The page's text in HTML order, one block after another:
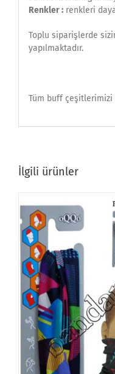
Renkler :renkleri
Toplu siparişlerde
yapılmaktadır.
Tüm buff çeşitlerimizi
İlgili ürünler